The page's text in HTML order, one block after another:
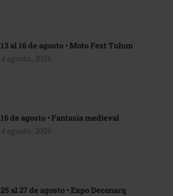
13 al 16 de agosto • Moto Fest Tulum
4 agosto, 2026
16 de agosto • Fantasía medieval
4 agosto, 2026
25 al 27 de agosto • Expo Deconarq